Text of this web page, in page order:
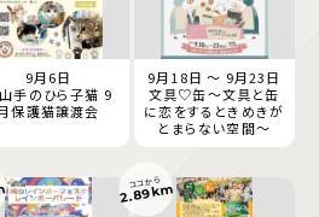
9月6日
手のひら子猫 9
保護猫譲渡会
9月18日 ～ 9月23日
文具♡缶～文具と缶
に恋をするときめきが
とまらない空間～
ココから
2.89km